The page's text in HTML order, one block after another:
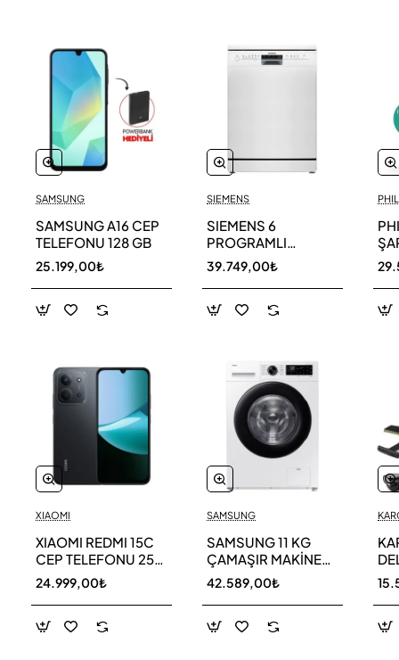
SAMSUNG
SAMSUNG A16 CEP
TELEFONU 128 GB
25.199,00₺
XIAOMI
XIAOMI REDMI 15C
CEP TELEFONU 256
GB
24.999,00₺
SIEMENS
SIEMENS 6
PROGRAMLI
BULAŞIK MAKİNESİ
SN216W00DT
39.749,00₺
SAMSUNG
SAMSUNG 11 KG
ÇAMAŞIR MAKİNESİ
WW11DG5B25AEAH
42.589,00₺
11